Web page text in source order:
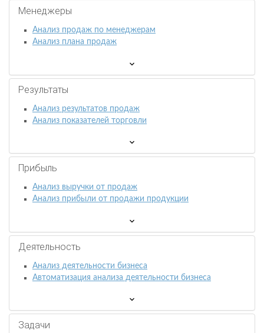
Менеджеры
Анализ продаж по менеджерам
Анализ плана продаж
Результаты
Анализ результатов продаж
Анализ показателей торговли
Прибыль
Анализ выручки от продаж
Анализ прибыли от продажи продукции
Деятельность
Анализ деятельности бизнеса
Автоматизация анализа деятельности бизнеса
Задачи